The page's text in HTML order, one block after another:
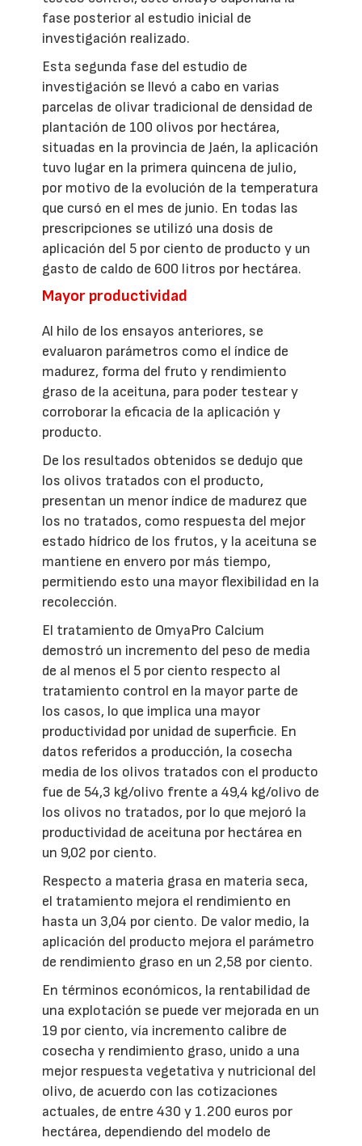
fase posterior al estudio inicial de
investigación realizado.
Esta segunda fase del estudio de
investigación se llevó a cabo en varias
parcelas de olivar tradicional de densidad de
plantación de 100 olivos por hectárea,
situadas en la provincia de Jaén, la aplicación
tuvo lugar en la primera quincena de julio,
por motivo de la evolución de la temperatura
que cursó en el mes de junio. En todas las
prescripciones se utilizó una dosis de
aplicación del 5 por ciento de producto y un
gasto de caldo de 600 litros por hectárea.
Mayor productividad
Al hilo de los ensayos anteriores, se
evaluaron parámetros como el índice de
madurez, forma del fruto y rendimiento
graso de la aceituna, para poder testear y
corroborar la eficacia de la aplicación y
producto.
De los resultados obtenidos se dedujo que
los olivos tratados con el producto,
presentan un menor índice de madurez que
los no tratados, como respuesta del mejor
estado hídrico de los frutos, y la aceituna se
mantiene en envero por más tiempo,
permitiendo esto una mayor flexibilidad en la
recolección.
El tratamiento de OmyaPro Calcium
demostró un incremento del peso de media
de al menos el 5 por ciento respecto al
tratamiento control en la mayor parte de
los casos, lo que implica una mayor
productividad por unidad de superficie. En
datos referidos a producción, la cosecha
media de los olivos tratados con el producto
fue de 54,3 kg/olivo frente a 49,4 kg/olivo de
los olivos no tratados, por lo que mejoró la
productividad de aceituna por hectárea en
un 9,02 por ciento.
Respecto a materia grasa en materia seca,
el tratamiento mejora el rendimiento en
hasta un 3,04 por ciento. De valor medio, la
aplicación del producto mejora el parámetro
de rendimiento graso en un 2,58 por ciento.
En términos económicos, la rentabilidad de
una explotación se puede ver mejorada en un
19 por ciento, vía incremento calibre de
cosecha y rendimiento graso, unido a una
mejor respuesta vegetativa y nutricional del
olivo, de acuerdo con las cotizaciones
actuales, de entre 430 y 1.200 euros por
hectárea, dependiendo del modelo de